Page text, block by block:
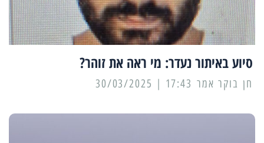
סיוע באיתור נעדר: מי ראה את זוהר?
17:43 | 30/03/2025